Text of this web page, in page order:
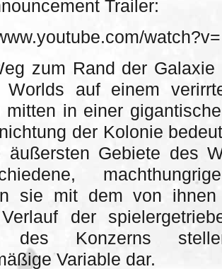
Trailer:
zum Rand der
Worlds auf einem
in einer
der Kolonie
äußersten Gebiete des
sie mit dem von ihnen
der
des Konzerns
Variable dar.